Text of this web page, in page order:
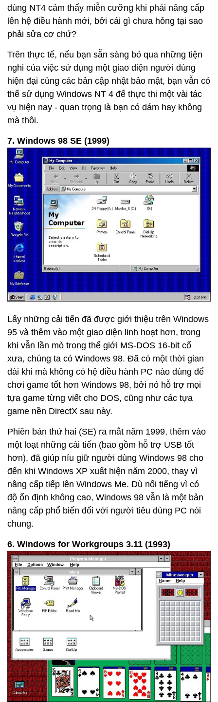
dùng NT4 cảm thấy miễn cưỡng khi phải nâng cấp
lên hệ điều hành mới, bởi cái gì chưa hỏng tại sao
phải sửa cơ chứ?
Trên thực tế, nếu bạn sẵn sàng bỏ qua những tiện
nghi của việc sử dụng một giao diện người dùng
hiện đại cùng các bản cập nhật bảo mật, bạn vẫn có
thể sử dụng Windows NT 4 để thực thi một vài tác
vụ hiện nay - quan trọng là bạn có dám hay không
mà thôi.
7. Windows 98 SE (1999)
Lấy những cải tiến đã được giới thiệu trên Windows
95 và thêm vào một giao diện linh hoạt hơn, trong
khi vẫn lần mò trong thế giới MS-DOS 16-bit cổ
xưa, chúng ta có Windows 98. Đã có một thời gian
dài khi mà không có hệ điều hành PC nào dùng để
chơi game tốt hơn Windows 98, bởi nó hỗ trợ mọi
tựa game từng viết cho DOS, cũng như các tựa
game nền DirectX sau này.
Phiên bản thứ hai (SE) ra mắt năm 1999, thêm vào
một loạt những cải tiến (bao gồm hỗ trợ USB tốt
hơn), đã giúp níu giữ người dùng Windows 98 cho
đến khi Windows XP xuất hiện năm 2000, thay vì
nâng cấp tiếp lên Windows Me. Dù nổi tiếng vì có
độ ổn định không cao, Windows 98 vẫn là một bản
nâng cấp phổ biến đối với người tiêu dùng PC nói
chung.
6. Windows for Workgroups 3.11 (1993)